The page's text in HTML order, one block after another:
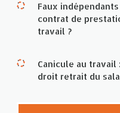
Faux
contrat de
travail ?
Canicule au
droit retrait du